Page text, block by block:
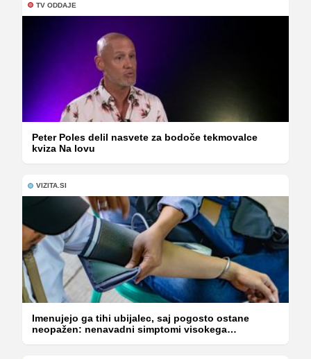
TV ODDAJE
Peter Poles delil nasvete za bodoče tekmovalce
kviza Na lovu
VIZITA.SI
Imenujejo ga tihi ubijalec, saj pogosto ostane
neopažen: nenavadni simptomi visokega